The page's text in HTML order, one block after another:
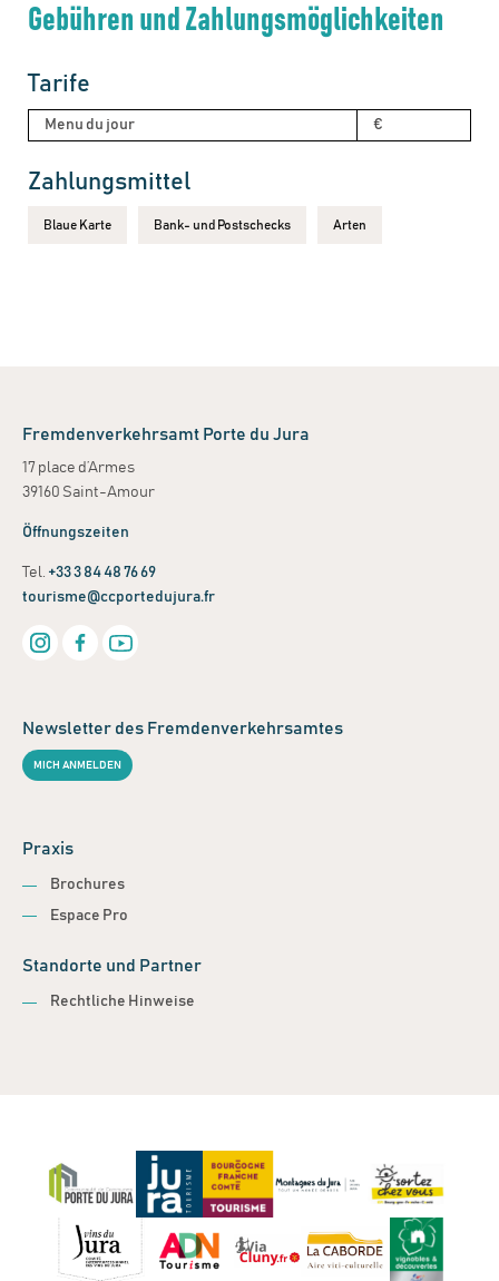
Gebühren und Zahlungsmöglichkeiten
Tarife
Menu du jour €
Zahlungsmittel
Blaue Karte Bank- und Postschecks Arten
Fremdenverkehrsamt Porte du Jura
17 place d’Armes
39160 Saint-Amour
Öffnungszeiten
Tel. +33 3 84 48 76 69
tourisme@ccportedujura.fr
Newsletter des Fremdenverkehrsamtes
MICH ANMELDEN
Praxis
Brochures
Espace Pro
Standorte und Partner
Rechtliche Hinweise